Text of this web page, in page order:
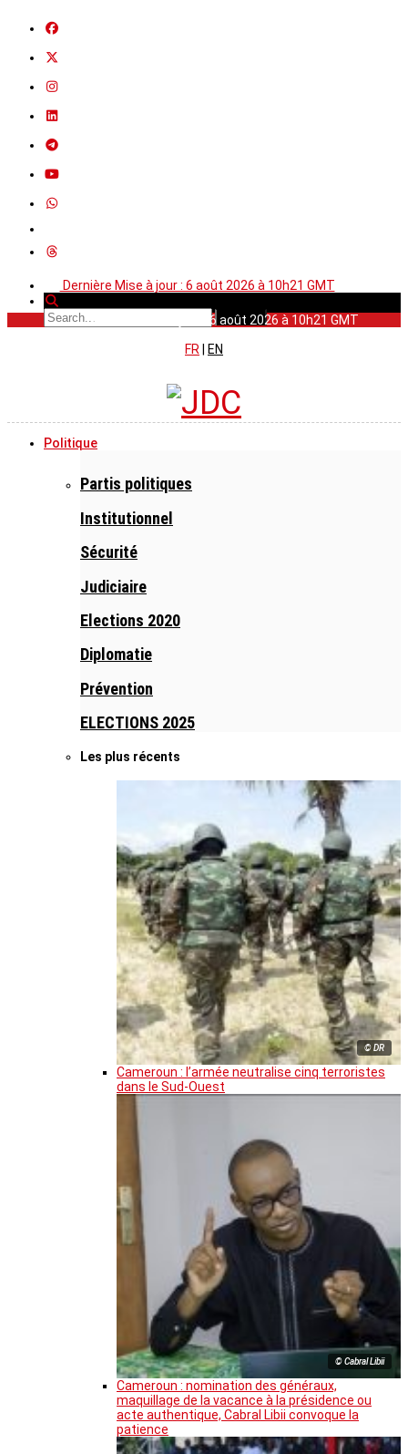
Dernière Mise à jour : 6 août 2026 à 10h21 GMT
Dernière Mise à jour : 6 août 2026 à 10h21 GMT
FR
EN
Politique
Partis politiques
Institutionnel
Sécurité
Judiciaire
Elections 2020
Diplomatie
Prévention
ELECTIONS 2025
Les plus récents
© DR
Cameroun : l’armée neutralise cinq terroristes
dans le Sud-Ouest
© Cabral Libii
Cameroun : nomination des généraux,
maquillage de la vacance à la présidence ou
acte authentique, Cabral Libii convoque la
patience